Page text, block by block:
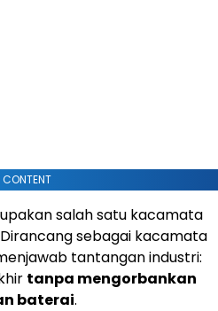
CONTENT
salah satu kacamata
sebagai kacamata
tantangan industri:
tanpa mengorbankan
baterai.